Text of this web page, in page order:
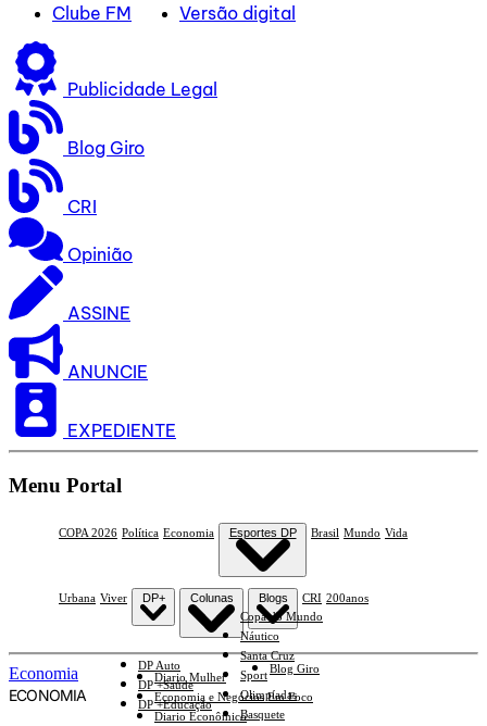
Clube FM Versão digital
Publicidade Legal
Blog Giro
CRI
Opinião
ASSINE
ANUNCIE
EXPEDIENTE
Menu Portal
COPA 2026 Política Economia Esportes DP
Copa do Mundo
Náutico
Santa Cruz
Sport
Olimpíadas
Basquete
Brasil Mundo Vida
Urbana Viver DP+
DP Auto
DP +Saúde
DP +Educação
Colunas
Diario Mulher
Economia e Negócios Em Foco
Diario Econômico
Blogs
Blog Giro
CRI 200anos
Economia
ECONOMIA